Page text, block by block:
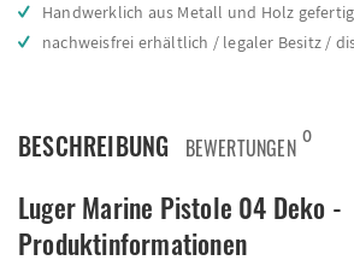
Handwerklich aus Metall und Holz
nachweisfrei erhältlich / legaler Besitz /
BESCHREIBUNG BEWERTUNGEN 0
Luger Marine Pistole 04 Deko -
Produktinformationen